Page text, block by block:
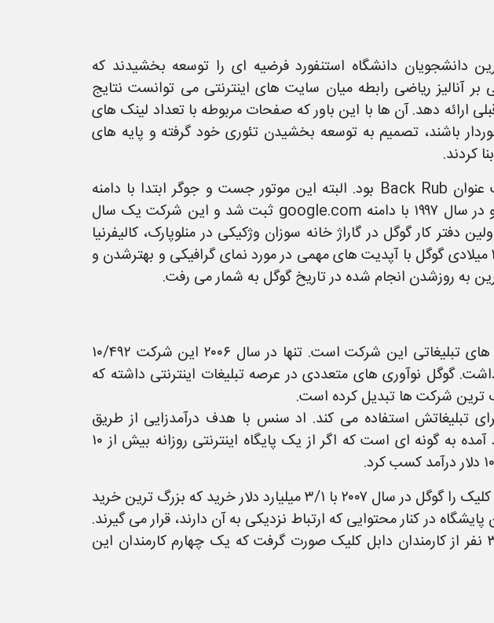
و سرگئی برین دانشجویان دانشگاه استنفورد فرضیه ای را توسعه بخشیدند که
آنالیز ریاضی رابطه میان سایت های اینترنتی می توانست نتایج
ارائه دهد. آن ها با این باور که صفحات مربوطه با تعداد لینک های
باشند، تصمیم به توسعه بخشیدن تئوری خود گرفته و پایه های
کردند.
گوگل درواقع پروژه تحقیقاتی این دو تحت عنوان Back Rub بود. البته این موتور جست و جوگر ابتدا با دامنه
google.stanford.edu استفاده می شد و در سال ۱۹۹۷ با دامنه google.com ثبت شد و این شرکت یک سال
تاسیس شد. به اولین دفتر کار گوگل در گاراژ خانه سوزان وژکیکی در منلوپارک، کالیفرنیا
قرار داشت. در تاریخ هفتم ماه می سال ۲۰۱۰ میلادی گوگل با آپدیت های مهمی در مورد نمای گرافیکی و بهترشدن و
به روزشدن انجام شده در تاریخ گوگل به شمار می رفت.
۹۹ درصد از درآمدهای گوگل ناشی از برنامه های تبلیغاتی این شرکت است. تنها در سال ۲۰۰۶ این شرکت ۱۰/۴۹۲
گوگل نوآوری های متعددی در عرصه تبلیغات اینترنتی داشته که
ترین شرکت ها تبدیل کرده است.
تبلیغاتش استفاده می کند. اد سنس با هدف درآمدزایی از طریق
اینترنت در سال ۲۰۰۳ توسط گوگل به وجود آمده به گونه ای است که اگر از یک پایگاه اینترنتی روزانه بیش از ۱۰
هر کلیک بین ۰/۱ تا ۱۰ دلار قیمت دارد. دابل کلیک را گوگل در سال ۲۰۰۷ با ۳/۱ میلیارد دلار خرید که بزرگ ترین خرید
در کنار محتوایی که ارتباط نزدیکی به آن دارند، قرار می گیرند.
اولین تعدیل نیروی مهم گوگل با اخراج ۳۰۰ نفر از کارمندان دابل کلیک صورت گرفت که یک چهارم کارمندان این